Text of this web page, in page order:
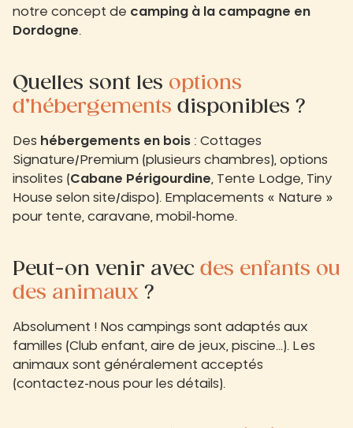
notre concept de camping à la campagne en
Dordogne.
Quelles sont les options
d’hébergements disponibles ?
Des hébergements en bois : Cottages
Signature/Premium (plusieurs chambres), options
insolites (Cabane Périgourdine , Tente Lodge, Tiny
House selon site/dispo). Emplacements « Nature »
pour tente, caravane, mobil-home.
Peut-on venir avec des enfants ou
des animaux ?
Absolument ! Nos campings sont adaptés aux
familles (Club enfant, aire de jeux, piscine…). Les
animaux sont généralement acceptés
(contactez-nous pour les détails).